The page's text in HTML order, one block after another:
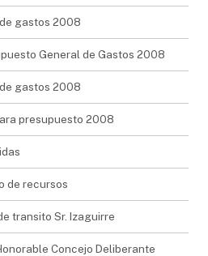
gastos 2008
General de Gastos 2008
gastos 2008
presupuesto 2008
de recursos
transito Sr. Izaguirre
Concejo Deliberante